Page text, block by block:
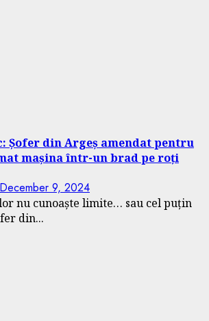
Șofer din Argeș amendat pentru
mașina într-un brad pe roți
December 9, 2024
nu cunoaște limite… sau cel puțin
din...